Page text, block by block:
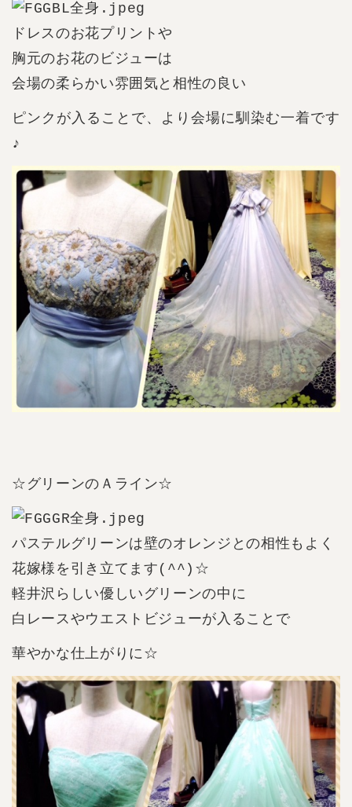
ドレスのお花プリントや
胸元のお花のビジューは
会場の柔らかい雰囲気と相性の良い
ピンクが入ることで、より会場に馴染む一着です
♪
☆グリーンのＡライン☆
パステルグリーンは壁のオレンジとの相性もよく
花嫁様を引き立てます(^^)☆
軽井沢らしい優しいグリーンの中に
白レースやウエストビジューが入ることで
華やかな仕上がりに☆